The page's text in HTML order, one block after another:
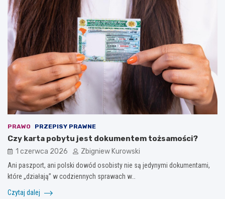
PRAWO PRZEPISY PRAWNE
Czy karta pobytu jest dokumentem tożsamości?
1 czerwca 2026 Zbigniew Kurowski
Ani paszport, ani polski dowód osobisty nie są jedynymi dokumentami,
które „działają” w codziennych sprawach w…
Czytaj dalej